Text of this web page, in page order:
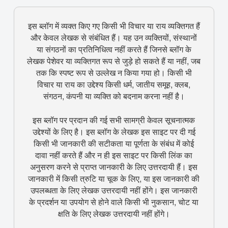
इस ब्लॉग में व्यक्त किए गए किसी भी विचार या राय व्यक्तिगत हैं
और केवल लेखक से संबंधित हैं। यह उन व्यक्तियों, संस्थानों
या संगठनों का प्रतिनिधित्व नहीं करते हैं जिनसे ब्लॉग के
लेखक पेशेवर या व्यक्तिगत रूप से जुड़े हो सकते हैं या नहीं, जब
तक कि स्पष्ट रूप से उल्लेख न किया गया हो। किसी भी
विचार या राय का उद्देश्य किसी धर्म, जातीय समूह, क्लब,
संगठन, कंपनी या व्यक्ति को बदनाम करना नहीं है।
इस ब्लॉग पर प्रदान की गई सभी सामग्री केवल सूचनात्मक
उद्देश्यों के लिए है। इस ब्लॉग के लेखक इस साइट पर दी गई
किसी भी जानकारी की सटीकता या पूर्णता के संबंध में कोई
दावा नहीं करते हैं और न ही इस साइट पर किसी लिंक का
अनुसरण करने से प्राप्त जानकारी के लिए उत्तरदायी हैं। इस
जानकारी में किसी त्रुटि या चूक के लिए, या इस जानकारी की
उपलब्धता के लिए लेखक उत्तरदायी नहीं होंगे। इस जानकारी
के प्रदर्शन या उपयोग से होने वाले किसी भी नुकसान, चोट या
क्षति के लिए लेखक उत्तरदायी नहीं होंगे।